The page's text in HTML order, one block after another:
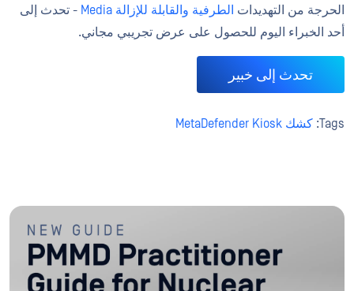
الحرجة من التهديدات الطرفية والقابلة للإزالة Media
- تحدث إلى
أحد الخبراء اليوم للحصول على عرض تجريبي مجاني.
تحدث إلى خبير
Tags: كشك MetaDefender Kiosk